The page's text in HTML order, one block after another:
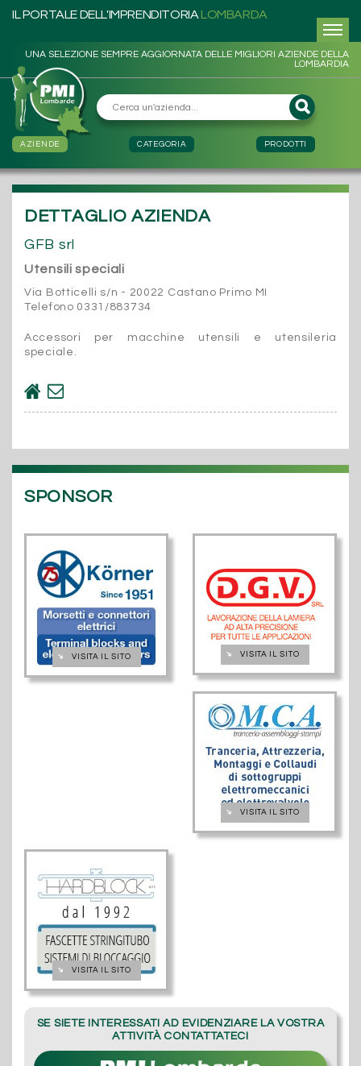
IL PORTALE DELL'IMPRENDITORIA LOMBARDA
UNA SELEZIONE SEMPRE AGGIORNATA DELLE MIGLIORI AZIENDE DELLA
LOMBARDIA
AZIENDE CATEGORIA PRODOTTI
DETTAGLIO AZIENDA
GFB srl
Utensili speciali
Via Botticelli s/n - 20022 Castano Primo MI
Telefono 0331/883734
Accessori per macchine utensili e utensileria
speciale.
SPONSOR
➔ VISITA IL SITO ➔ VISITA IL SITO
➔ VISITA IL SITO
➔ VISITA IL SITO
SE SIETE INTERESSATI AD EVIDENZIARE LA VOSTRA
ATTIVITÀ CONTATTATECI